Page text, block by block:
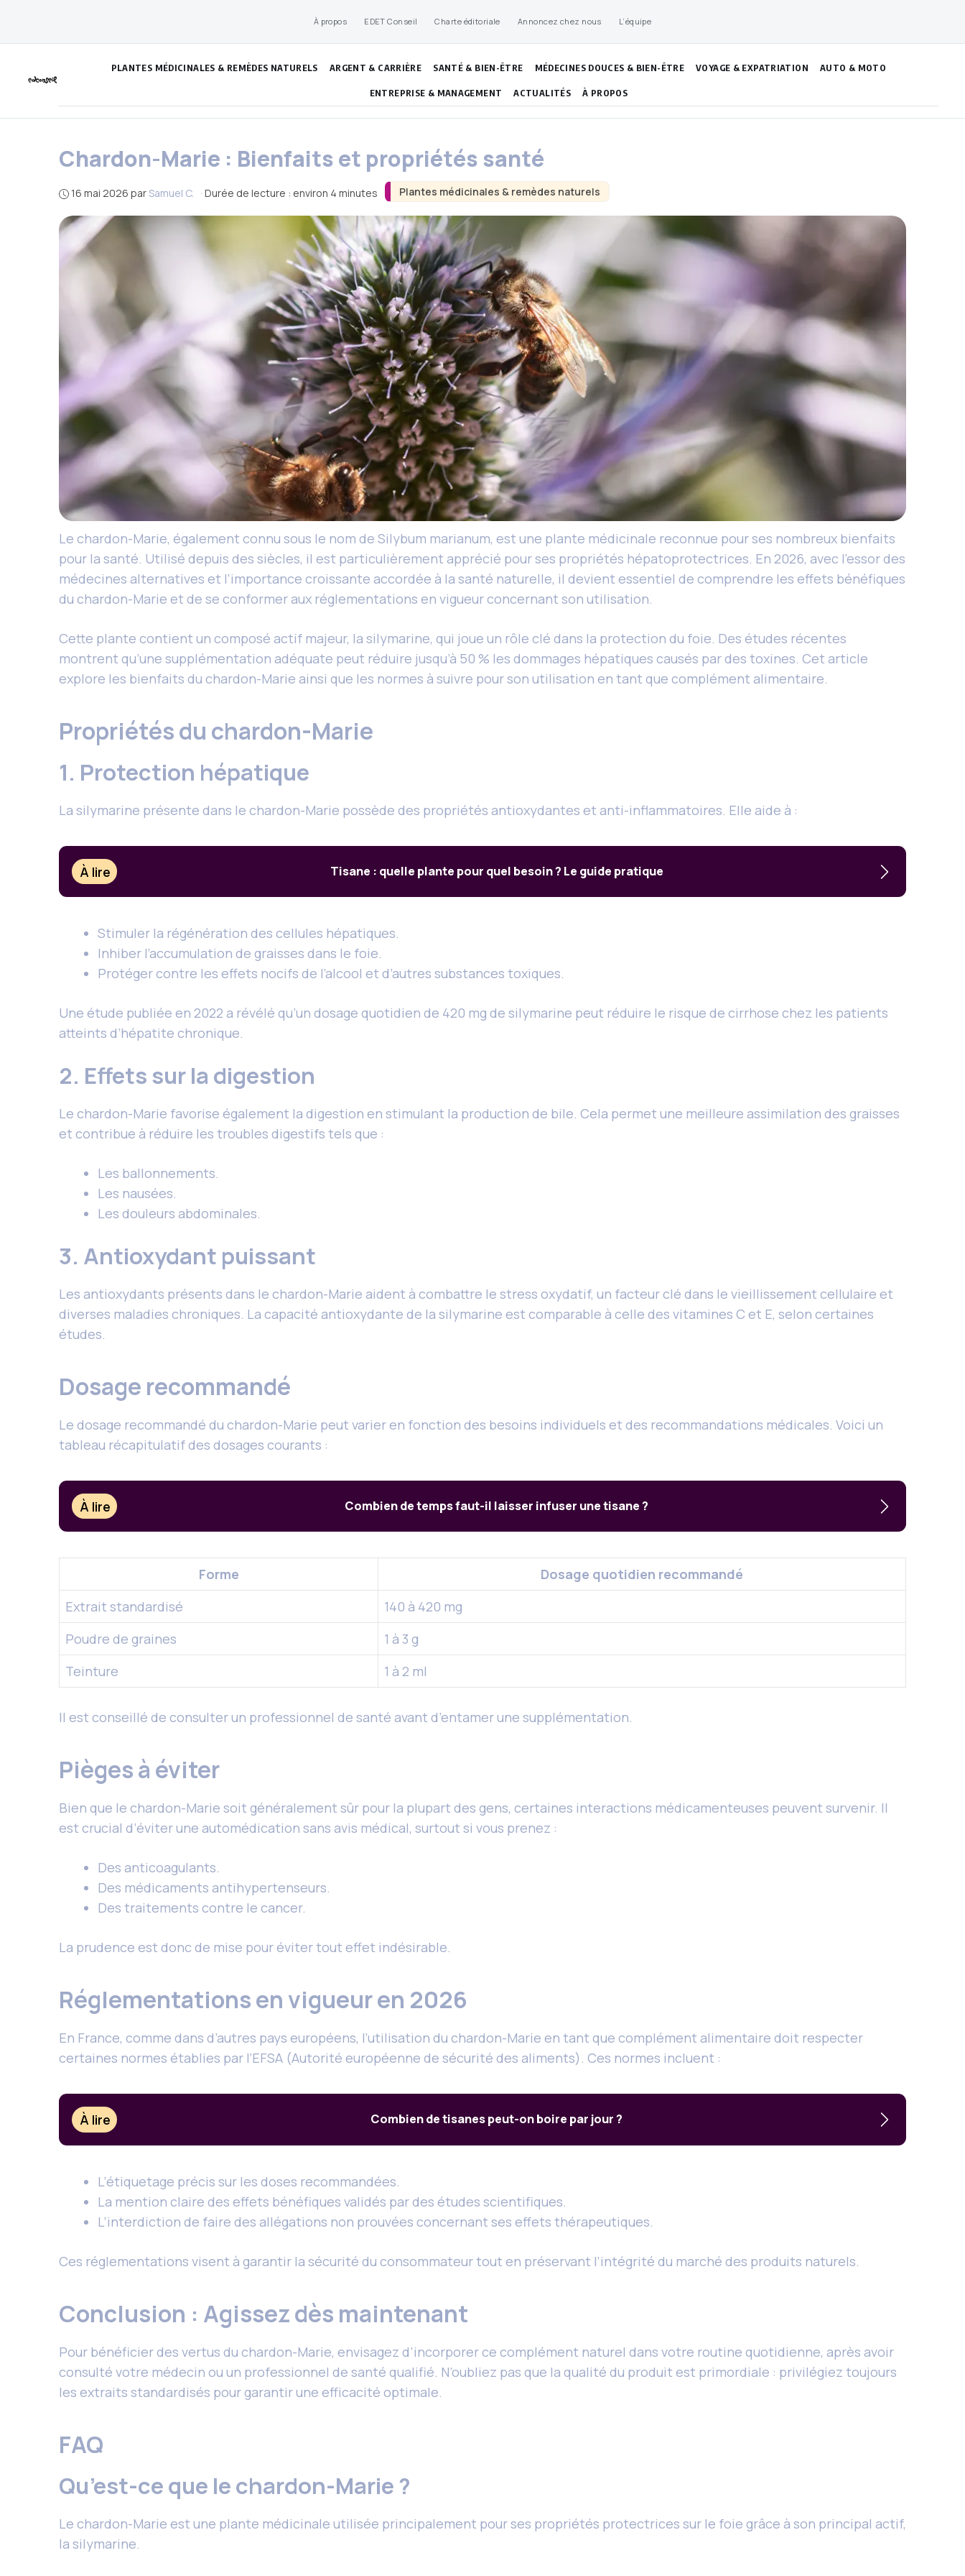
contenu
À propos EDET Conseil Charte éditoriale Annoncez chez nous L’équipe
PLANTES MÉDICINALES & REMÈDES NATURELS ARGENT & CARRIÈRE SANTÉ & BIEN-ÊTRE MÉDECINES DOUCES & BIEN-ÊTRE VOYAGE & EXPATRIATION AUTO & MOTO
ENTREPRISE & MANAGEMENT ACTUALITÉS À PROPOS
Plantes médicinales & remèdes naturels
Chardon-Marie : Bienfaits et propriétés santé
16 mai 2026 parSamuel C. · Durée de lecture : environ 4 minutes
Le chardon-Marie, également connu sous le nom de Silybum marianum, est une plante médicinale reconnue pour ses nombreux bienfaits
pour la santé. Utilisé depuis des siècles, il est particulièrement apprécié pour ses propriétés hépatoprotectrices. En 2026, avec l’essor des
médecines alternatives et l’importance croissante accordée à la santé naturelle, il devient essentiel de comprendre les effets bénéfiques
du chardon-Marie et de se conformer aux réglementations en vigueur concernant son utilisation.
Cette plante contient un composé actif majeur, la silymarine, qui joue un rôle clé dans la protection du foie. Des études récentes
montrent qu’une supplémentation adéquate peut réduire jusqu’à 50 % les dommages hépatiques causés par des toxines. Cet article
explore les bienfaits du chardon-Marie ainsi que les normes à suivre pour son utilisation en tant que complément alimentaire.
Propriétés du chardon-Marie
1. Protection hépatique
La silymarine présente dans le chardon-Marie possède des propriétés antioxydantes et anti-inflammatoires. Elle aide à :
À lire Tisane : quelle plante pour quel besoin ? Le guide pratique
Stimuler la régénération des cellules hépatiques.
Inhiber l’accumulation de graisses dans le foie.
Protéger contre les effets nocifs de l’alcool et d’autres substances toxiques.
Une étude publiée en 2022 a révélé qu’un dosage quotidien de 420 mg de silymarine peut réduire le risque de cirrhose chez les patients
atteints d’hépatite chronique.
2. Effets sur la digestion
Le chardon-Marie favorise également la digestion en stimulant la production de bile. Cela permet une meilleure assimilation des graisses
et contribue à réduire les troubles digestifs tels que :
Les ballonnements.
Les nausées.
Les douleurs abdominales.
3. Antioxydant puissant
Les antioxydants présents dans le chardon-Marie aident à combattre le stress oxydatif, un facteur clé dans le vieillissement cellulaire et
diverses maladies chroniques. La capacité antioxydante de la silymarine est comparable à celle des vitamines C et E, selon certaines
études.
Dosage recommandé
Le dosage recommandé du chardon-Marie peut varier en fonction des besoins individuels et des recommandations médicales. Voici un
tableau récapitulatif des dosages courants :
À lire Combien de temps faut-il laisser infuser une tisane ?
Forme
Dosage quotidien recommandé
Extrait standardisé
140 à 420 mg
Poudre de graines
1 à 3 g
Teinture
1 à 2 ml
Il est conseillé de consulter un professionnel de santé avant d’entamer une supplémentation.
Pièges à éviter
Bien que le chardon-Marie soit généralement sûr pour la plupart des gens, certaines interactions médicamenteuses peuvent survenir. Il
est crucial d’éviter une automédication sans avis médical, surtout si vous prenez :
Des anticoagulants.
Des médicaments antihypertenseurs.
Des traitements contre le cancer.
La prudence est donc de mise pour éviter tout effet indésirable.
Réglementations en vigueur en 2026
En France, comme dans d’autres pays européens, l’utilisation du chardon-Marie en tant que complément alimentaire doit respecter
certaines normes établies par l’EFSA (Autorité européenne de sécurité des aliments). Ces normes incluent :
À lire Combien de tisanes peut-on boire par jour ?
L’étiquetage précis sur les doses recommandées.
La mention claire des effets bénéfiques validés par des études scientifiques.
L’interdiction de faire des allégations non prouvées concernant ses effets thérapeutiques.
Ces réglementations visent à garantir la sécurité du consommateur tout en préservant l’intégrité du marché des produits naturels.
Conclusion : Agissez dès maintenant
Pour bénéficier des vertus du chardon-Marie, envisagez d’incorporer ce complément naturel dans votre routine quotidienne, après avoir
consulté votre médecin ou un professionnel de santé qualifié. N’oubliez pas que la qualité du produit est primordiale : privilégiez toujours
les extraits standardisés pour garantir une efficacité optimale.
FAQ
Qu’est-ce que le chardon-Marie ?
Le chardon-Marie est une plante médicinale utilisée principalement pour ses propriétés protectrices sur le foie grâce à son principal actif,
la silymarine.